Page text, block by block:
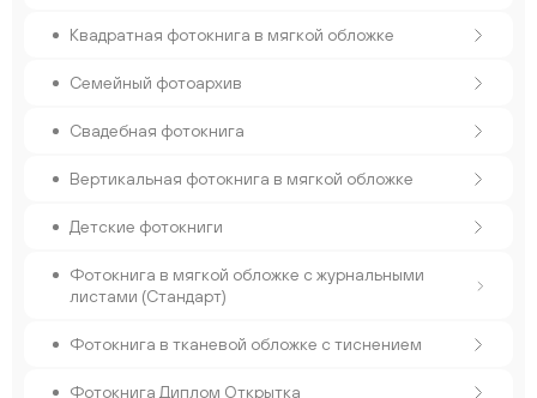
Квадратная фотокнига в мягкой обложке
Семейный фотоархив
Свадебная фотокнига
Вертикальная фотокнига в мягкой обложке
Детские фотокниги
Фотокнига в мягкой обложке с журнальными
листами (Стандарт)
Фотокнига в тканевой обложке с тиснением
Фотокнига Диплом Открытка